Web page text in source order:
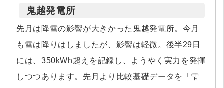
鬼越発電所
先月は降雪の影響が大きかった鬼越発電所。今月
も雪は降りはしましたが、影響は軽微。後半29日
には、350kWh超えを記録し、ようやく実力を発揮
しつつあります。先月より比較基礎データを「雫